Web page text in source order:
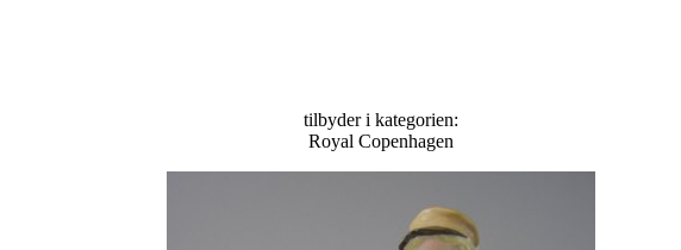
tilbyder i kategorien:
Royal Copenhagen